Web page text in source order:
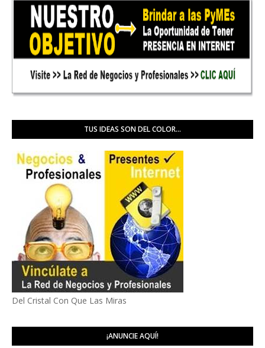
TUS IDEAS SON DEL COLOR...
Del Cristal Con Que Las Miras
¡ANUNCIE AQUÍ!